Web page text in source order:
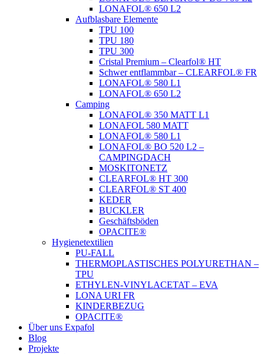
LONAFOL® 650 L2
Aufblasbare Elemente
TPU 100
TPU 180
TPU 300
Cristal Premium – Clearfol® HT
Schwer entflammbar – CLEARFOL® FR
LONAFOL® 580 L1
LONAFOL® 650 L2
Camping
LONAFOL® 350 MATT L1
LONAFOL 580 MATT
LONAFOL® 580 L1
LONAFOL® BO 520 L2 –
CAMPINGDACH
MOSKITONETZ
CLEARFOL® HT 300
CLEARFOL® ST 400
KEDER
BUCKLER
Geschäftsböden
OPACITE®
Hygienetextilien
PU-FALL
THERMOPLASTISCHES POLYURETHAN –
TPU
ETHYLEN-VINYLACETAT – EVA
LONA URI FR
KINDERBEZUG
OPACITE®
Über uns Expafol
Blog
Projekte